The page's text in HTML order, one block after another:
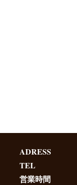
ADRESS
TEL
営業時間